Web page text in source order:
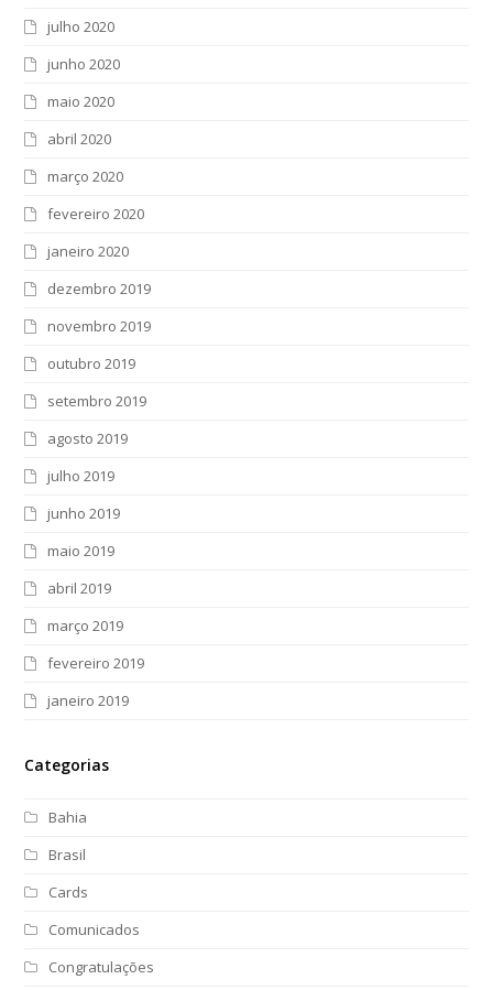
julho 2020
junho 2020
maio 2020
abril 2020
março 2020
fevereiro 2020
janeiro 2020
dezembro 2019
novembro 2019
outubro 2019
setembro 2019
agosto 2019
julho 2019
junho 2019
maio 2019
abril 2019
março 2019
fevereiro 2019
janeiro 2019
Categorias
Bahia
Brasil
Cards
Comunicados
Congratulações